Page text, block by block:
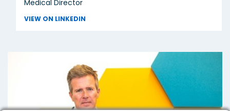
Medical Director
VIEW ON LINKEDIN